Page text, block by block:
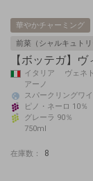
華やかチャーミング
前菜（シャルキュト
【ボッテガ】
イタリア ヴェネ
アーノ
スパークリングワ
ピノ・ネーロ 10％
グレーラ 90％
750ml
在庫数： 8